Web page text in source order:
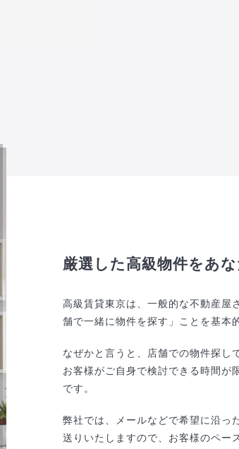
厳選した高級物件をあな
高級賃貸東京は、一般的な不動産屋
舗で一緒に物件を探す」ことを基本
なぜかと言うと、店舗での物件探し
お客様がご自身で検討できる時間が
です。
弊社では、メールなどで希望に沿っ
送りいたしますので、お客様のペー